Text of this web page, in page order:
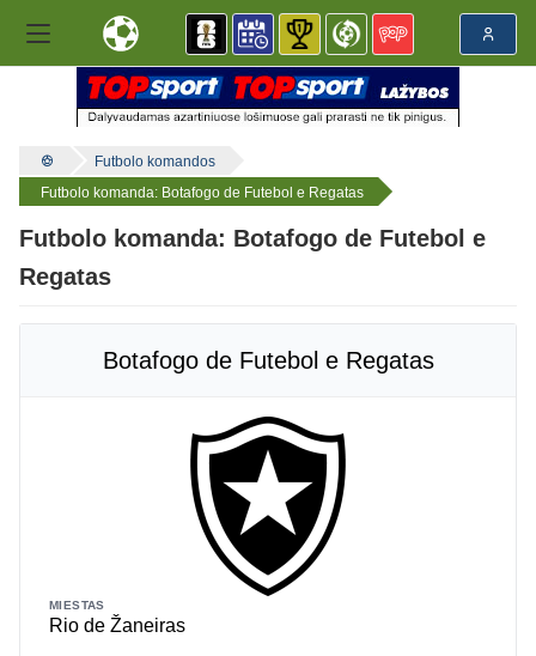
Futbolo komandos
Futbolo komanda: Botafogo de Futebol e Regatas
Futbolo komanda: Botafogo de Futebol e
Regatas
Botafogo de Futebol e Regatas
MIESTAS
Rio de Žaneiras